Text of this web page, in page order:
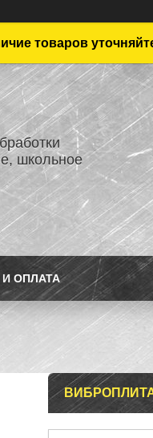
товаров
школьное
ОПЛАТА